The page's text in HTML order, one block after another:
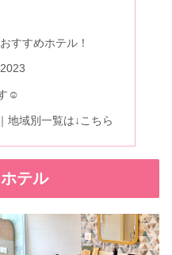
すすめホテル！
☺
地域別一覧は↓こちら
テル